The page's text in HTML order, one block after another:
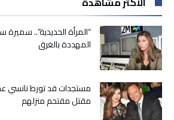
الأمني..
يجري
العام
المساعد
المهددة بالغرق
مستجدات قد تورط نانسي
مقتل مقتحم منزلهم